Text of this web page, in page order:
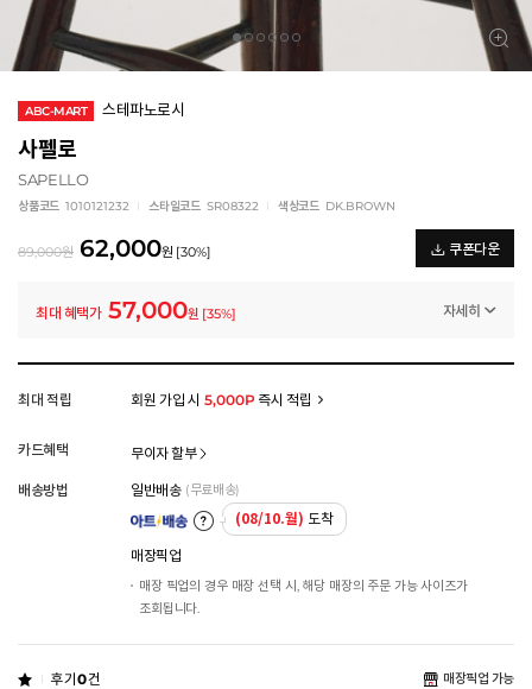
ABC-MART 스테파노로시
사펠로
SAPELLO
상품코드 1010121232 스타일코드 SR08322 색상코드 DK.BROWN
89,000원 62,000원 [30%] 쿠폰다운
최대 혜택가 57,000원 [35%] 자세히
멤버십 상시 할인
모든 혜택이 적용된 금액으로, 실제 결제 금액과는 차이가 있을 수 있습니다.
최대 적립 회원 가입 시 5,000P즉시 적립
카드혜택 무이자 할부
배송방법 일반배송 (무료배송)
(08/10.월) 도착
매장픽업
매장 픽업의 경우 매장 선택 시, 해당 매장의 주문 가능 사이즈가
조회됩니다.
후기0건 매장픽업 가능